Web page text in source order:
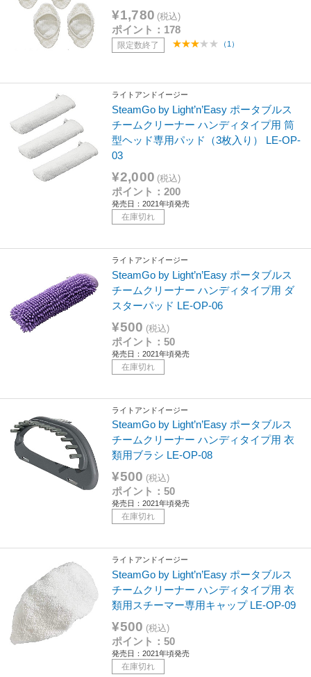
¥1,780 (税込)
ポイント：178
限定数終了 （1）
ライトアンドイージー
SteamGo by Light’n’Easy ポータブルス
チームクリーナー ハンディタイプ用 筒
型ヘッド専用パッド（3枚入り） LE-OP-
03
¥2,000 (税込)
ポイント：200
発売日：2021年頃発売
在庫切れ
ライトアンドイージー
SteamGo by Light’n’Easy ポータブルス
チームクリーナー ハンディタイプ用 ダ
スターパッド LE-OP-06
¥500 (税込)
ポイント：50
発売日：2021年頃発売
在庫切れ
ライトアンドイージー
SteamGo by Light’n’Easy ポータブルス
チームクリーナー ハンディタイプ用 衣
類用ブラシ LE-OP-08
¥500 (税込)
ポイント：50
発売日：2021年頃発売
在庫切れ
ライトアンドイージー
SteamGo by Light’n’Easy ポータブルス
チームクリーナー ハンディタイプ用 衣
類用スチーマー専用キャップ LE-OP-09
¥500 (税込)
ポイント：50
発売日：2021年頃発売
在庫切れ